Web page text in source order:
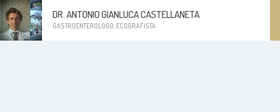
DR. ANTONIO GIANLUCA CASTELLANETA
GASTROENTEROLOGO, ECOGRAFISTA